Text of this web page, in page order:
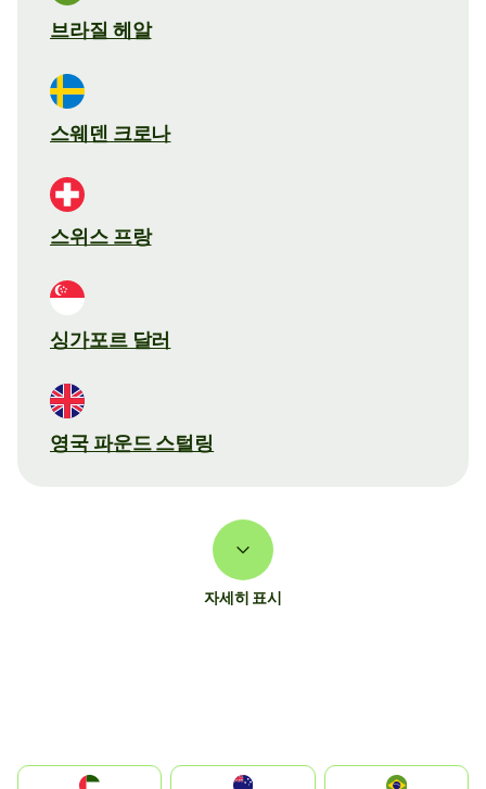
브라질 헤알
스웨덴 크로나
스위스 프랑
싱가포르 달러
영국 파운드 스털링
자세히 표시